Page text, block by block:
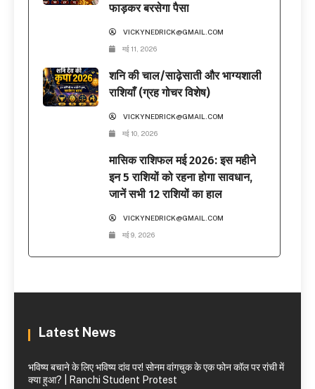
फाड़कर बरसेगा पैसा
VICKYNEDRICK@GMAIL.COM
मई 11, 2026
शनि की चाल/साढ़ेसाती और भाग्यशाली
राशियाँ (ग्रह गोचर विशेष)
VICKYNEDRICK@GMAIL.COM
मई 10, 2026
मासिक राशिफल मई 2026: इस महीने
इन 5 राशियों को रहना होगा सावधान,
जानें सभी 12 राशियों का हाल
VICKYNEDRICK@GMAIL.COM
मई 9, 2026
Latest News
भविष्य बचाने के लिए भविष्य दांव पर! सोनम वांगचुक के एक फोन कॉल पर रांची में
क्या हुआ? | Ranchi Student Protest